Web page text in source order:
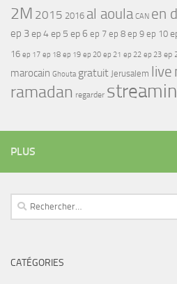
2M 2015 2016 al aoula CAN en
ep 3ep 4ep 5 ep 6 ep 7 ep 8 ep 9 ep 10
16 ep 17 ep 18 ep 19 ep 20 ep 21 ep 22 ep 23 ep
marocain Ghouta gratuit Jerusalem live
ramadan regarder
PLUS
Rechercher :
CATÉGORIES